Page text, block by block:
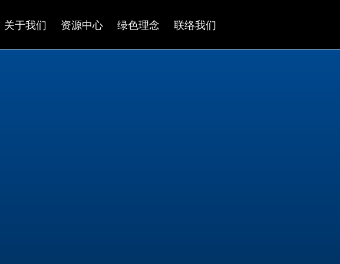
关于我们 资源中心 绿色理念 联络我们